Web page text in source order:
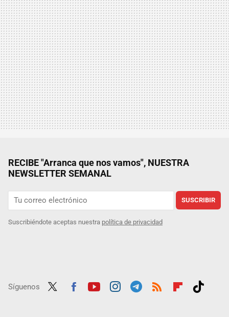
RECIBE "Arranca que nos vamos", NUESTRA
NEWSLETTER SEMANAL
SUSCRIBIR
Suscribiéndote aceptas nuestra política de privacidad
Síguenos